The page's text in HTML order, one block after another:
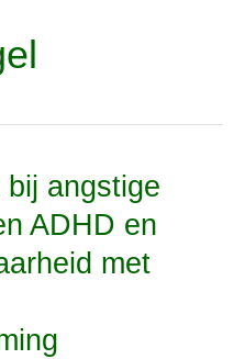
bij angstige
ADHD en
met